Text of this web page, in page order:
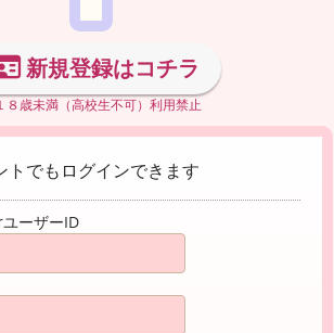
新規登録はコチラ
歳未満（高校生不可）利用禁止
でもログインできます
ーザーID